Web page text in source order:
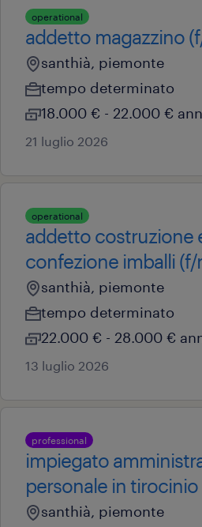
operational
addetto magazzino
santhià, piemonte
tempo determinato
18.000 € - 22.000 €
21 luglio 2026
operational
addetto costruzione
confezione imballi
santhià, piemonte
tempo determinato
22.000 € - 28.000 €
13 luglio 2026
professional
impiegato
personale in tirocinio
santhià, piemonte